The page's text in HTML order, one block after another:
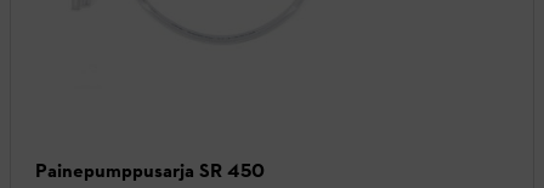
Painepumppusarja SR 450